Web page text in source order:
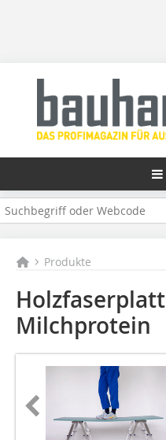
Produkte
Milchprotein